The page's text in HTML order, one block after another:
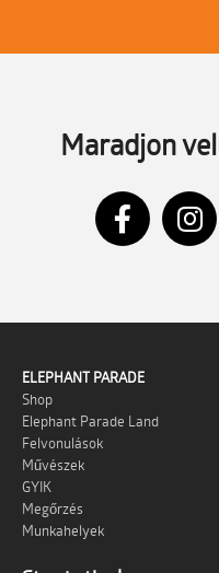
Maradjon
ELEPHANT PARADE
Shop
Elephant Parade Land
Felvonulások
Művészek
GYIK
Megőrzés
Munkahelyek